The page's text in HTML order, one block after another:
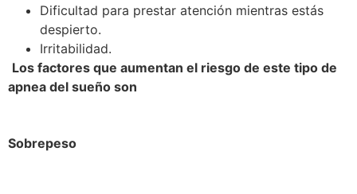
Dificultad para prestar atención mientras estás
despierto.
Irritabilidad.
Los factores que aumentan el riesgo de este tipo de
apnea del sueño son
Sobrepeso